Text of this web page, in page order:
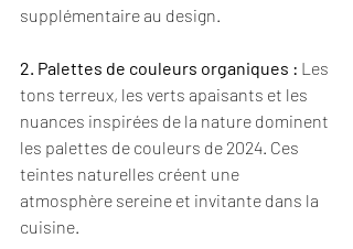
supplémentaire au design.
2. Palettes de couleurs organiques : Les
tons terreux, les verts apaisants et les
nuances inspirées de la nature dominent
les palettes de couleurs de 2024. Ces
teintes naturelles créent une
atmosphère sereine et invitante dans la
cuisine.